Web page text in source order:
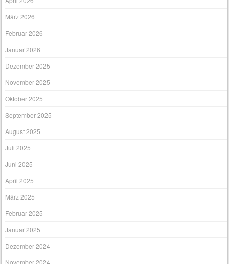
März 2026
Februar 2026
Januar 2026
Dezember 2025
November 2025
Oktober 2025
September 2025
August 2025
Juli 2025
Juni 2025
April 2025
März 2025
Februar 2025
Januar 2025
Dezember 2024